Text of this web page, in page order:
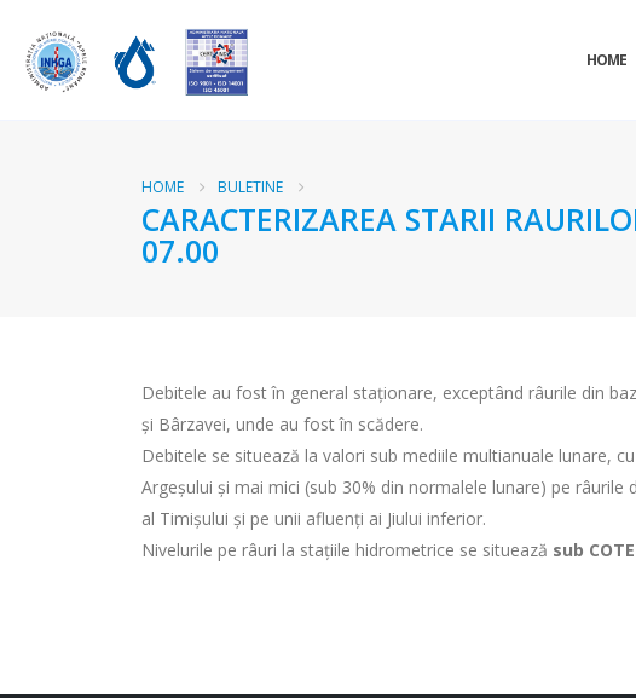
HOME
HOME BULETINE
CARACTERIZAREA STARII
07.00
Debitele au fost în general staționare, exceptând râurile din
și Bârzavei, unde au fost în scădere.
Debitele se situează la valori sub mediile multianuale lunare,
Argeșului și mai mici (sub 30% din normalele lunare) pe
al Timișului și pe unii afluenți ai Jiului inferior.
Nivelurile pe râuri la stațiile hidrometrice se situează sub